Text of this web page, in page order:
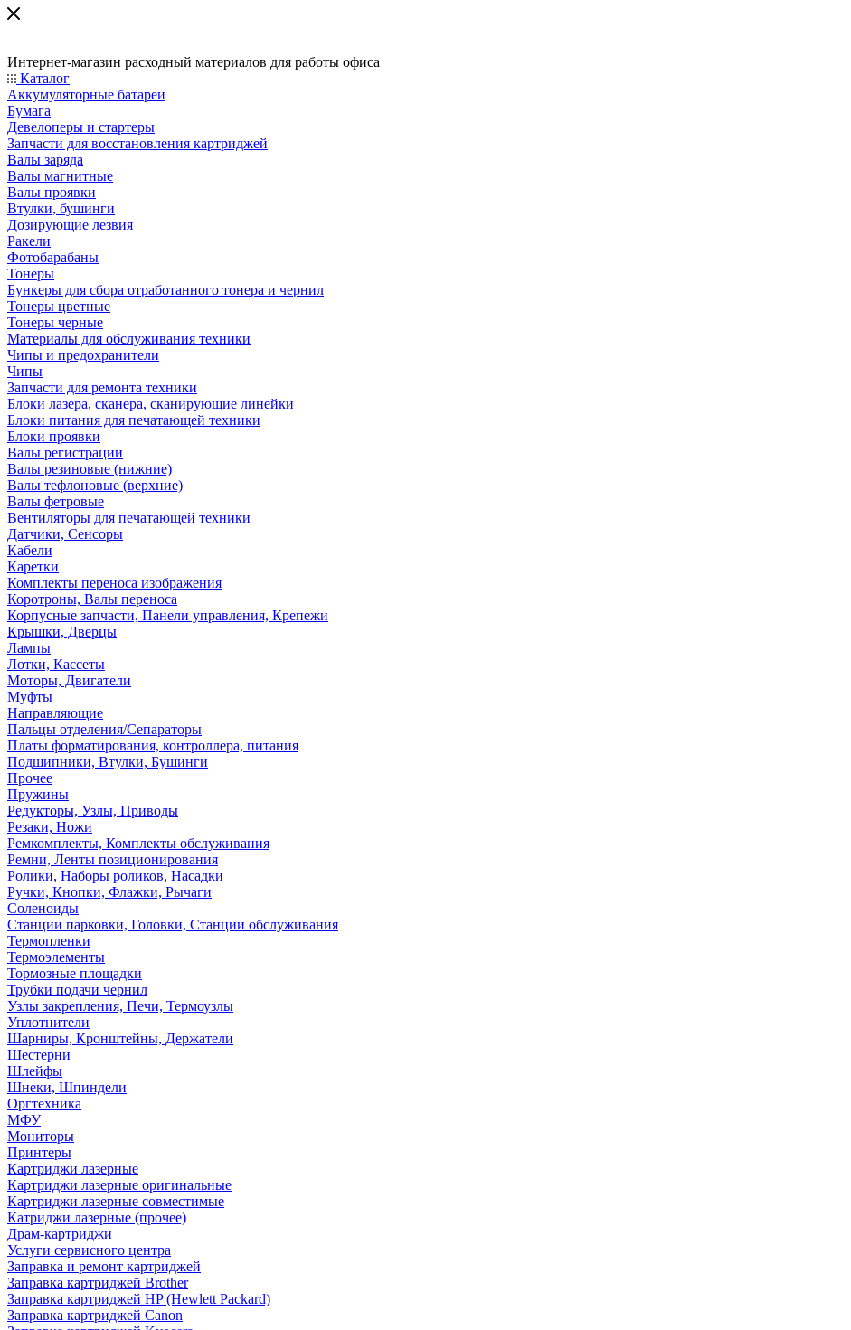
Интернет-магазин расходный материалов для работы офиса
Каталог
Аккумуляторные батареи
Бумага
Девелоперы и стартеры
Запчасти для восстановления картриджей
Валы заряда
Валы магнитные
Валы проявки
Втулки, бушинги
Дозирующие лезвия
Ракели
Фотобарабаны
Тонеры
Бункеры для сбора отработанного тонера и чернил
Тонеры цветные
Тонеры черные
Материалы для обслуживания техники
Чипы и предохранители
Чипы
Запчасти для ремонта техники
Блоки лазера, сканера, сканирующие линейки
Блоки питания для печатающей техники
Блоки проявки
Валы регистрации
Валы резиновые (нижние)
Валы тефлоновые (верхние)
Валы фетровые
Вентиляторы для печатающей техники
Датчики, Сенсоры
Кабели
Каретки
Комплекты переноса изображения
Коротроны, Валы переноса
Корпусные запчасти, Панели управления, Крепежи
Крышки, Дверцы
Лампы
Лотки, Кассеты
Моторы, Двигатели
Муфты
Направляющие
Пальцы отделения/Сепараторы
Платы форматирования, контроллера, питания
Подшипники, Втулки, Бушинги
Прочее
Пружины
Редукторы, Узлы, Приводы
Резаки, Ножи
Ремкомплекты, Комплекты обслуживания
Ремни, Ленты позиционирования
Ролики, Наборы роликов, Насадки
Ручки, Кнопки, Флажки, Рычаги
Соленоиды
Станции парковки, Головки, Станции обслуживания
Термопленки
Термоэлементы
Тормозные площадки
Трубки подачи чернил
Узлы закрепления, Печи, Термоузлы
Уплотнители
Шарниры, Кронштейны, Держатели
Шестерни
Шлейфы
Шнеки, Шпиндели
Оргтехника
МФУ
Мониторы
Принтеры
Картриджи лазерные
Картриджи лазерные оригинальные
Картриджи лазерные совместимые
Катриджи лазерные (прочее)
Драм-картриджи
Услуги сервисного центра
Заправка и ремонт картриджей
Заправка картриджей Brother
Заправка картриджей HP (Hewlett Packard)
Заправка картриджей Canon